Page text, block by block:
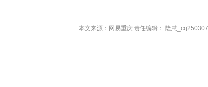
本文来源：网易重庆 责任编辑： 隆慧_cq250307